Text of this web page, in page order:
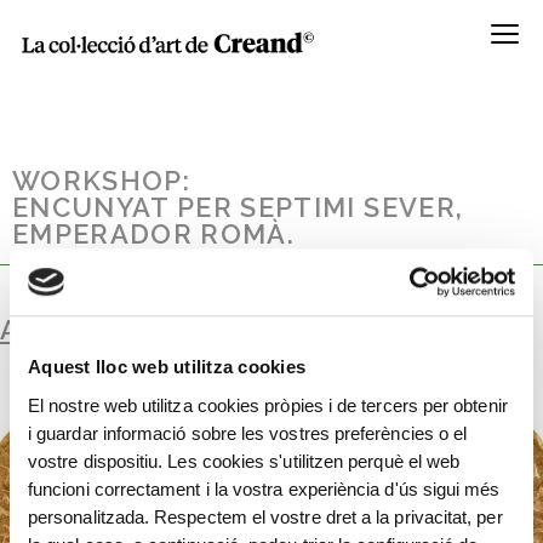
Aquest lloc web utilitza cookies
El nostre web utilitza cookies pròpies i de tercers per obtenir
i guardar informació sobre les vostres preferències o el
vostre dispositiu. Les cookies s'utilitzen perquè el web
funcioni correctament i la vostra experiència d'ús sigui més
personalitzada. Respectem el vostre dret a la privacitat, per
Menú
WORKSHOP:
ENCUNYAT PER SEPTIMI SEVER,
EMPERADOR ROMÀ.
AURI